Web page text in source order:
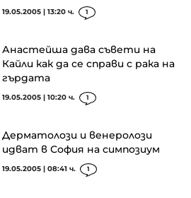
19.05.2005 | 13:20 ч. 1
Анастейша дава съвети на
Кайли как да се справи с рака на
гърдата
19.05.2005 | 10:20 ч. 1
Дерматолози и венеролози
идват в София на симпозиум
19.05.2005 | 08:41 ч. 1